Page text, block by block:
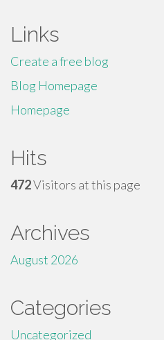
Links
Create a free blog
Blog Homepage
Homepage
Hits
472Visitors at this page
Archives
August 2026
Categories
Uncategorized